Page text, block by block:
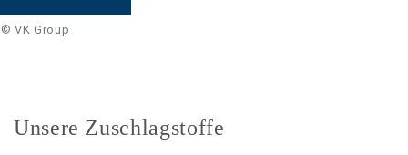
©VK Group
Unsere Zuschlagstoffe